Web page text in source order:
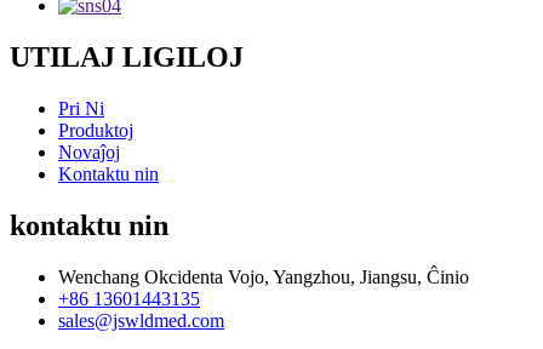
UTILAJ LIGILOJ
Pri Ni
Produktoj
Novaĵoj
Kontaktu nin
kontaktu nin
Wenchang Okcidenta Vojo, Yangzhou, Jiangsu, Ĉinio
+86 13601443135
sales@jswldmed.com